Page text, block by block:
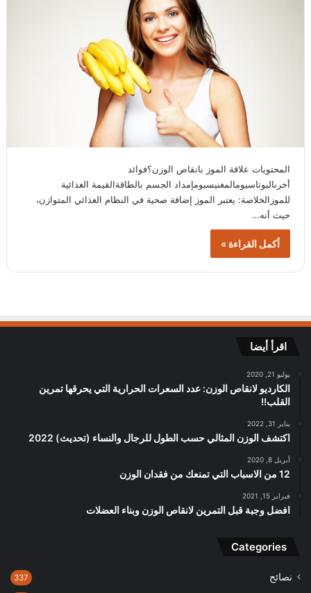
المحتويات علاقة الموز بانقاص الوزن؟فوائد
أخرىالبوتاسيومالمغنيسيومإمداد الجسم بالطاقةالقيمة الغذائية
للموزالخلاصة: يعتبر الموز إضافة صحية في النظام الغذائي المتوازن،
حيث أنه…
أكمل القراءة »
اقرأ أيضا
يوليو 21, 2020
الكارديو لانقاص الوزن: عدد السعرات الحرارية التي يحرقها تمرين
القلب!!
يناير 31, 2022
اكتشف الوزن المثالي حسب الطول للرجال والنساء (تحديث) 2022
أبريل 8, 2020
12 من الاسباب التي تمنعك من فقدان الوزن
فبراير 15, 2021
افضل وجبة قبل التمرين لانقاص الوزن وبناء العضلات
Categories
نصائح 337